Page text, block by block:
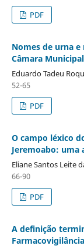
PDF
Nomes de urna
Câmara
Eduardo Tadeu
52-65
PDF
O campo léxico
Jeremoabo: uma
Eliane Santos Leite
66-90
PDF
A definição